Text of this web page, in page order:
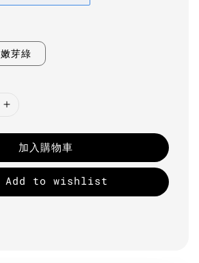
嫩芽綠
加入購物車
Add to wishlist